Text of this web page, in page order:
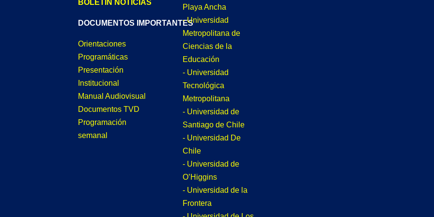
BOLETÍN NOTICIAS
DOCUMENTOS IMPORTANTES
Orientaciones
Programáticas
Presentación
Institucional
Manual Audiovisual
Documentos TVD
Programación
semanal
Playa Ancha
- Universidad
Metropolitana de
Ciencias de la
Educación
- Universidad
Tecnológica
Metropolitana
- Universidad de
Santiago de Chile
- Universidad De
Chile
- Universidad de
O’Higgins
- Universidad de la
Frontera